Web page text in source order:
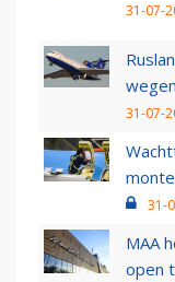
31-07-
31-07-
31-
MAA
open